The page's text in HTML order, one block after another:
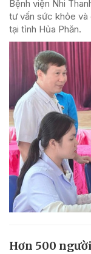
Bệnh viện Nhi
tư vấn sức khỏe và
tại tỉnh Hủa Phăn.
Hơn 500